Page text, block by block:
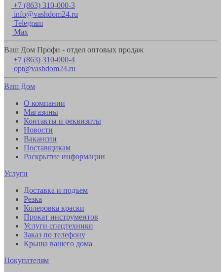
+7 (863) 310-000-3
info@vashdom24.ru
Telegram
Max
Ваш Дом Профи - отдел оптовых продаж
+7 (863) 310-000-4
opt@vashdom24.ru
Ваш Дом
О компании
Магазины
Контакты и реквизиты
Новости
Вакансии
Поставщикам
Раскрытие информации
Услуги
Доставка и подъем
Резка
Колеровка краски
Прокат инструментов
Услуги спецтехники
Заказ по телефону
Крыша вашего дома
Покупателям